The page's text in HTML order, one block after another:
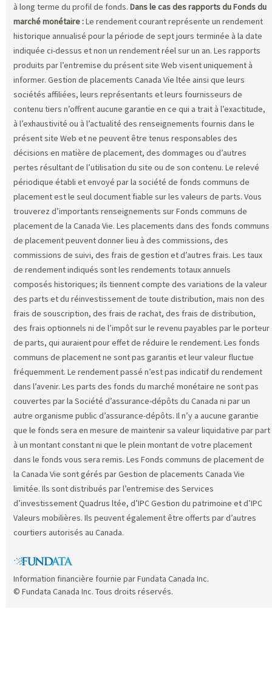
à long terme du profil de fonds. Dans le cas des rapports du Fonds du
marché monétaire :Le rendement courant représente un rendement
historique annualisé pour la période de sept jours terminée à la date
indiquée ci-dessus et non un rendement réel sur un an. Les rapports
produits par l’entremise du présent site Web visent uniquement à
informer. Gestion de placements Canada Vie ltée ainsi que leurs
sociétés affiliées, leurs représentants et leurs fournisseurs de
contenu tiers n’offrent aucune garantie en ce qui a trait à l’exactitude,
à l’exhaustivité ou à l’actualité des renseignements fournis dans le
présent site Web et ne peuvent être tenus responsables des
décisions en matière de placement, des dommages ou d’autres
pertes résultant de l’utilisation du site ou de son contenu. Le relevé
périodique établi et envoyé par la société de fonds communs de
placement est le seul document fiable sur les valeurs de parts. Vous
trouverez d’importants renseignements sur Fonds communs de
placement de la Canada Vie. Les placements dans des fonds communs
de placement peuvent donner lieu à des commissions, des
commissions de suivi, des frais de gestion et d’autres frais. Les taux
de rendement indiqués sont les rendements totaux annuels
composés historiques; ils tiennent compte des variations de la valeur
des parts et du réinvestissement de toute distribution, mais non des
frais de souscription, des frais de rachat, des frais de distribution,
des frais optionnels ni de l’impôt sur le revenu payables par le porteur
de parts, qui auraient pour effet de réduire le rendement. Les fonds
communs de placement ne sont pas garantis et leur valeur fluctue
fréquemment. Le rendement passé n’est pas indicatif du rendement
dans l’avenir. Les parts des fonds du marché monétaire ne sont pas
couvertes par la Société d’assurance-dépôts du Canada ni par un
autre organisme public d’assurance-dépôts. Il n’y a aucune garantie
que le fonds sera en mesure de maintenir sa valeur liquidative par part
à un montant constant ni que le plein montant de votre placement
dans le fonds vous sera remis. Les Fonds communs de placement de
la Canada Vie sont gérés par Gestion de placements Canada Vie
limitée. Ils sont distribués par l’entremise des Services
d’investissement Quadrus ltée, d’IPC Gestion du patrimoine et d’IPC
Valeurs mobilières. Ils peuvent également être offerts par d’autres
courtiers autorisés au Canada.
Information financière fournie par Fundata Canada Inc.
© Fundata Canada Inc. Tous droits réservés.